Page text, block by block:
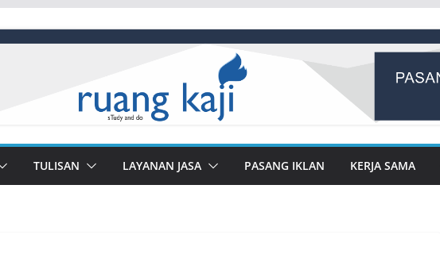
TULISAN LAYANAN JASA PASANG IKLAN KERJA SAMA